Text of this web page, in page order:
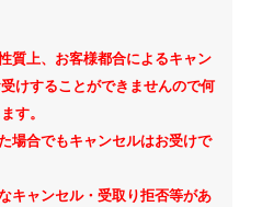
質上、お客様都合によるキャン
けすることができませんので何
す。
場合でもキャンセルはお受けで
キャンセル・受取り拒否等があ